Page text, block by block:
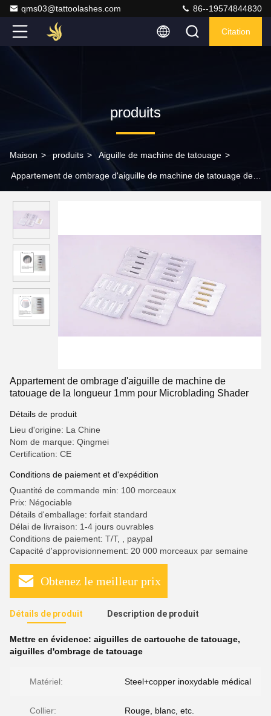
qms03@tattoolashes.com 86--19574844830
Citation
produits
Maison > produits > Aiguille de machine de tatouage >
Appartement de ombrage d'aiguille de machine de tatouage de la
Appartement de ombrage d'aiguille de machine de
tatouage de la longueur 1mm pour Microblading Shader
Détails de produit
Lieu d'origine: La Chine
Nom de marque: Qingmei
Certification: CE
Conditions de paiement et d'expédition
Quantité de commande min: 100 morceaux
Prix: Négociable
Détails d'emballage: forfait standard
Délai de livraison: 1-4 jours ouvrables
Conditions de paiement: T/T, , paypal
Capacité d'approvisionnement: 20 000 morceaux par semaine
Obtenez le meilleur prix
Détails de produit Description de produit
Mettre en évidence: aiguilles de cartouche de tatouage,
aiguilles d'ombrage de tatouage
Matériel: Steel+copper inoxydable médical
Collier: Rouge, blanc, etc.